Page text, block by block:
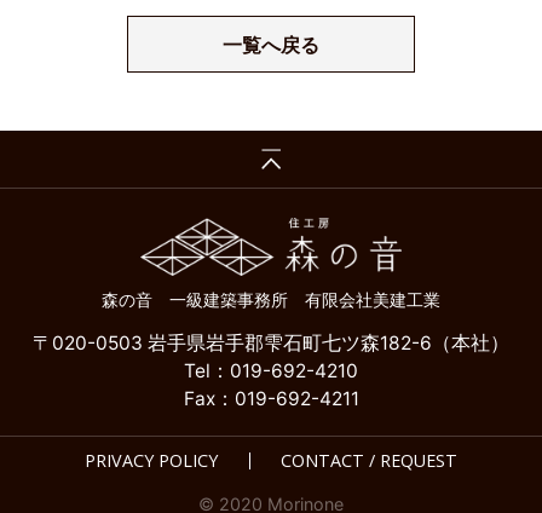
一覧へ戻る
森の音 一級建築事務所 有限会社美建工業
〒020-0503 岩手県岩手郡雫石町七ツ森182-6（本社）
Tel：019-692-4210
Fax：019-692-4211
PRIVACY POLICY CONTACT / REQUEST
© 2020 Morinone